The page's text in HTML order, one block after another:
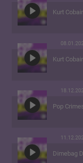
Kurt
Kurt
Pop
Dimebag